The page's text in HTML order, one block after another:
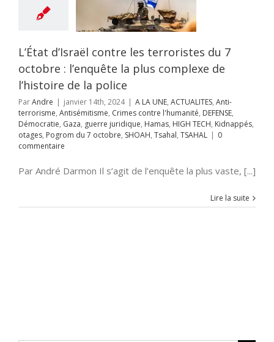
Crimes
Hamas HIGH
otages
du 7 octobre
Tsahal TSAHAL
L’État d’Israël contre les terroristes du 7
octobre : l’enquête la plus complexe de
l’histoire de la police
ParAndre | janvier 14th, 2024 | A LA UNE, ACTUALITES, Anti-
terrorisme, Antisémitisme, Crimes contre l'humanité, DEFENSE,
Démocratie, Gaza, guerre juridique, Hamas, HIGH TECH, Kidnappés,
otages, Pogrom du 7 octobre, SHOAH, Tsahal, TSAHAL | 0
commentaire
Par André Darmon Il s’agit de l’enquête la plus vaste, [...]
Lire la suite